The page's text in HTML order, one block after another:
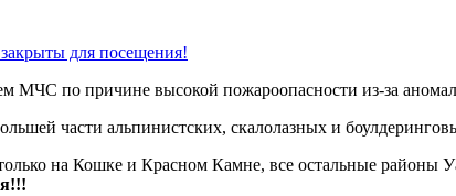
для посещения!
МЧС по причине высокой пожароопасности из-за
части альпинистских, скалолазных и
на Кошке и Красном Камне, все остальные